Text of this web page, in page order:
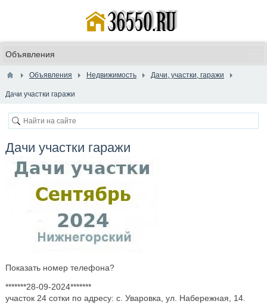
Объявления Недвижимость Дачи, участки, гаражи
Дачи участки гаражи
Дачи участки гаражи
Показать номер телефона?
*******28-09-2024*******
участок 24 сотки по адресу: с. Уваровка, ул. Набережная, 14.